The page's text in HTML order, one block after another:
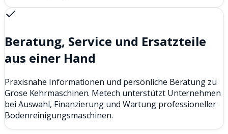
Beratung, Service und Ersatzteile
aus einer Hand
Praxisnahe Informationen und persönliche Beratung zu
Grose Kehrmaschinen. Metech unterstützt Unternehmen
bei Auswahl, Finanzierung und Wartung professioneller
Bodenreinigungsmaschinen.